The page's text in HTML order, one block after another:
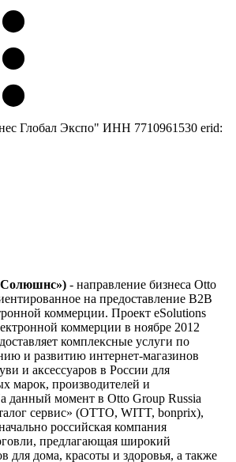
Глобал Экспо" ИНН 7710961530 erid:
- направление бизнеса Otto
на предоставление B2B
коммерции. Проект eSolutions
коммерции в ноябре 2012
комплексные услуги по
и развитию интернет-магазинов
и аксессуаров в России для
марок, производителей и
данный момент в Otto Group Russia
сервис» (OTTO, WITT, bonprix),
российская компания
предлагающая широкий
для дома, красоты и здоровья, а также